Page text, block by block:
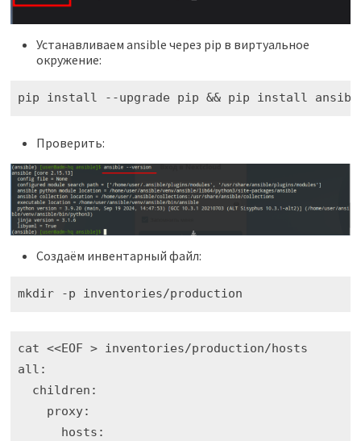
Устанавливаем ansible через pip в виртуальное
окружение:
pip install --upgrade pip && pip install
Проверить:
Создаём инвентарный файл:
mkdir -p inventories/production
cat <<EOF > inventories/production/hosts
all:
  children:
    proxy:
      hosts: